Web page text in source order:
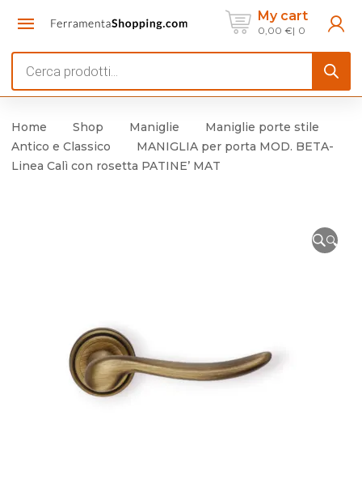
My cart
0,00 € 0
search
Home Shop Maniglie
Maniglie porte stile
Antico e Classico
MANIGLIA per porta MOD. BETA-
Linea Calì con rosetta PATINE’ MAT
🔍